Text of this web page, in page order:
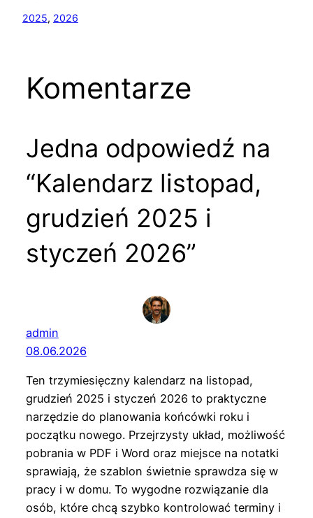
2025, 2026
Komentarze
Jedna odpowiedź na
“Kalendarz listopad,
grudzień 2025 i
styczeń 2026”
admin
08.06.2026
Ten trzymiesięczny kalendarz na listopad,
grudzień 2025 i styczeń 2026 to praktyczne
narzędzie do planowania końcówki roku i
początku nowego. Przejrzysty układ, możliwość
pobrania w PDF i Word oraz miejsce na notatki
sprawiają, że szablon świetnie sprawdza się w
pracy i w domu. To wygodne rozwiązanie dla
osób, które chcą szybko kontrolować terminy i